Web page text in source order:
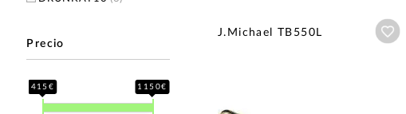
Precio
415€ 1150€
J.Michael TB550L